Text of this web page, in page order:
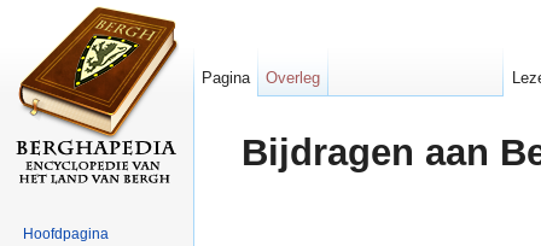
Bijdragen aan
Pagina Overleg
Hoofdpagina